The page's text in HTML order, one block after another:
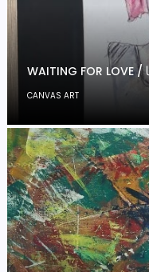
WAITING FOR LOVE
CANVAS ART